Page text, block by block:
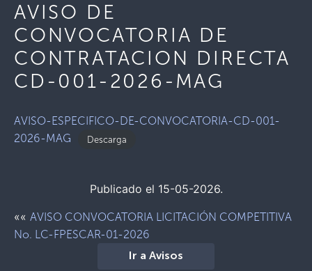
AVISO DE
CONVOCATORIA DE
CONTRATACION DIRECTA
CD-001-2026-MAG
AVISO-ESPECIFICO-DE-CONVOCATORIA-CD-001-
2026-MAG
Descarga
Publicado el 15-05-2026.
«« AVISO CONVOCATORIA LICITACIÓN COMPETITIVA
No. LC-FPESCAR-01-2026
Ir a Avisos